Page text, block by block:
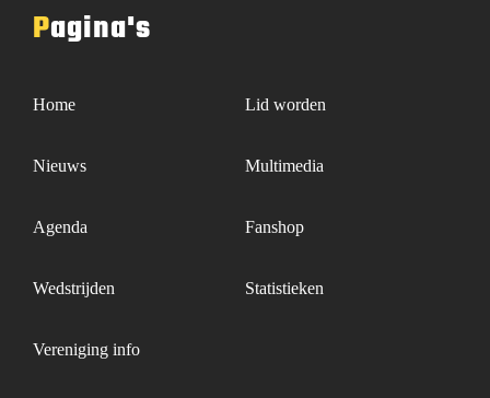
Pagina's
Home
Nieuws
Agenda
Wedstrijden
Vereniging info
Lid worden
Multimedia
Fanshop
Statistieken